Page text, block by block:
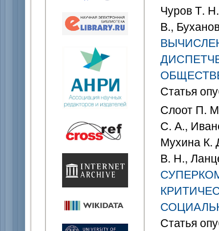
Чуров Т.
В.,
Статья
Слоот П.
С. А.,
Мухина К.
В. Н.,
Статья